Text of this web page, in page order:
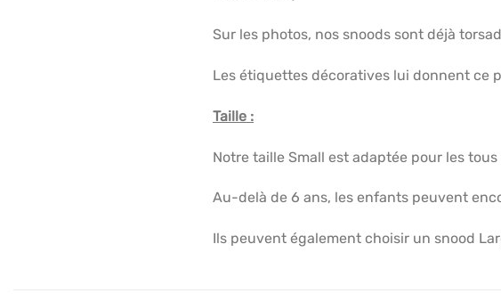
Sur les photos, nos snoods sont déjà
Les étiquettes décoratives lui donnent ce
Taille :
Notre taille Small est adaptée pour les
Au-delà de 6 ans, les enfants peuvent
Ils peuvent également choisir un snood